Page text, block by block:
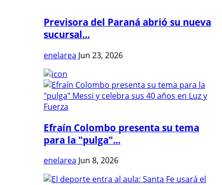
Previsora del Paraná abrió su nueva
sucursal...
enelarea Jun 23, 2026
Efraín Colombo presenta su tema
para la "pulga"...
enelarea Jun 8, 2026